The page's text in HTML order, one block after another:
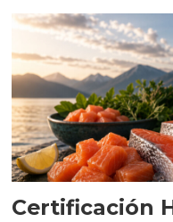
Certificación